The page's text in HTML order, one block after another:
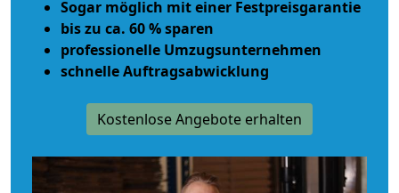
Sogar möglich mit einer Festpreisgarantie
bis zu ca. 60 % sparen
professionelle Umzugsunternehmen
schnelle Auftragsabwicklung
Kostenlose Angebote erhalten